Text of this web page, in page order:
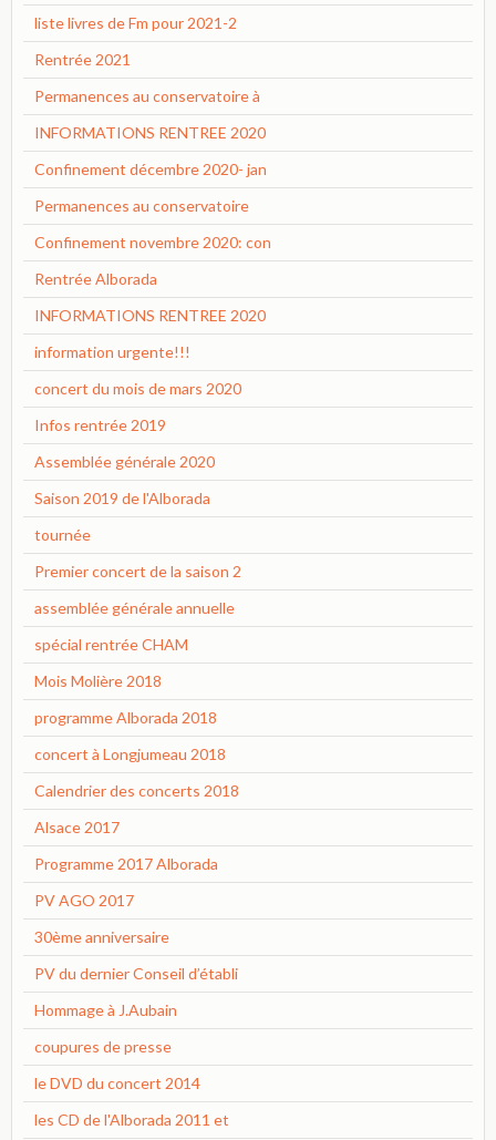
liste livres de Fm pour 2021-2
Rentrée 2021
Permanences au conservatoire à
INFORMATIONS RENTREE 2020
Confinement décembre 2020- jan
Permanences au conservatoire
Confinement novembre 2020: con
Rentrée Alborada
INFORMATIONS RENTREE 2020
information urgente!!!
concert du mois de mars 2020
Infos rentrée 2019
Assemblée générale 2020
Saison 2019 de l'Alborada
tournée
Premier concert de la saison 2
assemblée générale annuelle
spécial rentrée CHAM
Mois Molière 2018
programme Alborada 2018
concert à Longjumeau 2018
Calendrier des concerts 2018
Alsace 2017
Programme 2017 Alborada
PV AGO 2017
30ème anniversaire
PV du dernier Conseil d’établi
Hommage à J.Aubain
coupures de presse
le DVD du concert 2014
les CD de l'Alborada 2011 et